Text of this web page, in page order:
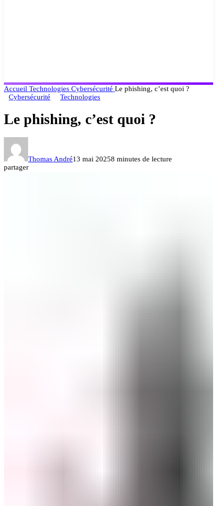
Accueil Technologies Cybersécurité Le phishing, c’est quoi ?
Cybersécurité
Technologies
Le phishing, c’est quoi ?
Thomas André13 mai 20258 minutes de lecture
partager